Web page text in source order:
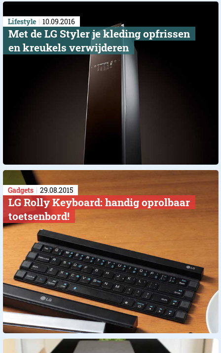
Lifestyle 10.09.2016
Met de LG Styler je kleding opfrissen
en kreukels verwijderen
Gadgets 29.08.2015
LG Rolly Keyboard: handig oprolbaar
toetsenbord!